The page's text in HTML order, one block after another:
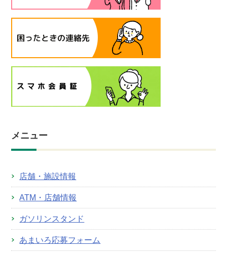
メニュー
店舗・施設情報
ATM・店舗情報
ガソリンスタンド
あまいろ応募フォーム